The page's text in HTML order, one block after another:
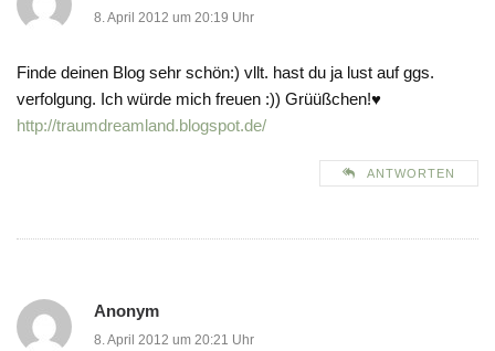
8. April 2012 um 20:19 Uhr
Finde deinen Blog sehr schön:) vllt. hast du ja lust auf ggs.
verfolgung. Ich würde mich freuen :)) Grüüßchen!♥
http://traumdreamland.blogspot.de/
ANTWORTEN
Anonym
8. April 2012 um 20:21 Uhr